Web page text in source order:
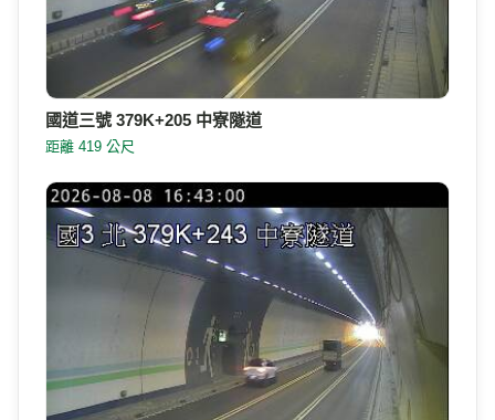
國道三號 379K+205 中寮隧道
距離 419 公尺